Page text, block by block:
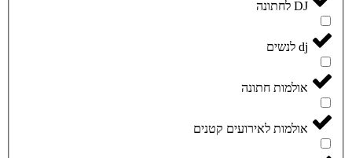
DJ לחתונה
dj לנשים
אולמות חתונה
אולמות לאירועים קטנים